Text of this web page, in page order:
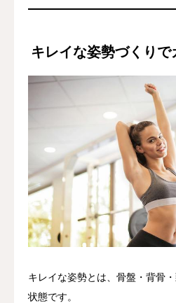
キレイな姿勢づくり
キレイな姿勢とは、骨盤・背骨
状態です。